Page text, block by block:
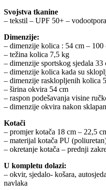
Svojstva tkanine
– tekstil – UPF 50+ –
Dimenzije:
– dimenzije kolica : 54 cm – 100
– težina kolica 7,5 kg
– dimenzije sportskog sjedala 33
– dimenzije kolica kada su
– dimenzije rasklopljenih kolica
– širina okvira 54 cm
– raspon podešavanja visine
– dimenzije okvira nakon
Kotači
– promjer kotača 18 cm – 22,5
– materijal kotača PU
– okretanje kotača – prednji
U kompletu dolazi:
– okvir, sjedalo- košara,
navlaka